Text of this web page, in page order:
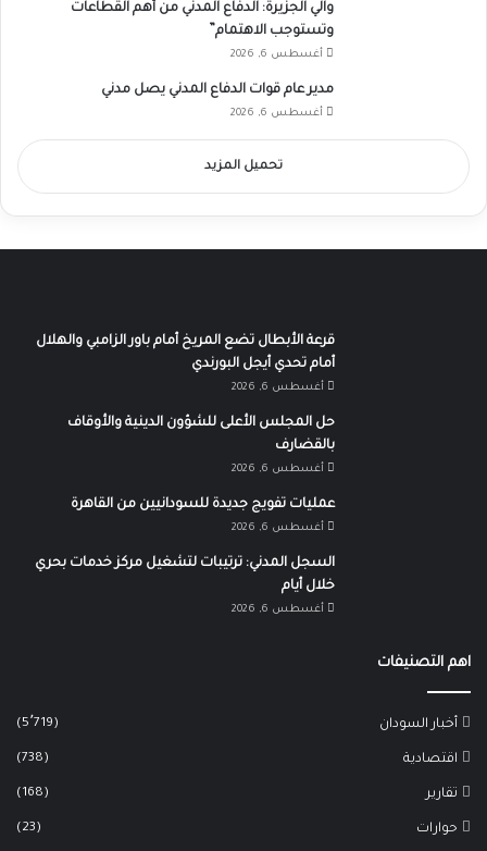
والي الجزيرة: الدفاع المدني من أهم القطاعات
وتستوجب الاهتمام”
أغسطس 6, 2026
مدير عام قوات الدفاع المدني يصل مدني
أغسطس 6, 2026
تحميل المزيد
قرعة الأبطال تضع المريخ أمام باور الزامبي والهلال
أمام تحدي أيجل البورندي
أغسطس 6, 2026
حل المجلس الأعلى للشؤون الدينية والأوقاف
بالقضارف
أغسطس 6, 2026
عمليات تفويج جديدة للسودانيين من القاهرة
أغسطس 6, 2026
السجل المدني: ترتيبات لتشغيل مركز خدمات بحري
خلال أيام
أغسطس 6, 2026
اهم التصنيفات
أخبار السودان (5٬719)
اقتصادية (738)
تقارير (168)
حوارات (23)